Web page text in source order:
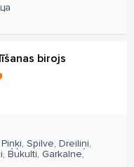
birojs
Spilve, Dreiliņi,
Bukulti, Garkalne,